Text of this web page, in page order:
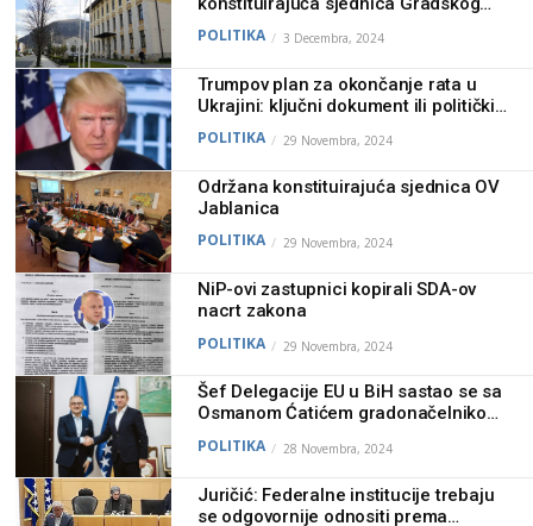
vijeća
POLITIKA 3 Decembra, 2024
Trumpov plan za okončanje rata u
Ukrajini: ključni dokument ili politički
potez?
POLITIKA 29 Novembra, 2024
Održana konstituirajuća sjednica OV
Jablanica
POLITIKA 29 Novembra, 2024
NiP-ovi zastupnici kopirali SDA-ov
nacrt zakona
POLITIKA 29 Novembra, 2024
Šef Delegacije EU u BiH sastao se sa
Osmanom Ćatićem gradonačelnikom
POLITIKA 28 Novembra, 2024
Juričić: Federalne institucije trebaju
se odgovornije odnositi prema